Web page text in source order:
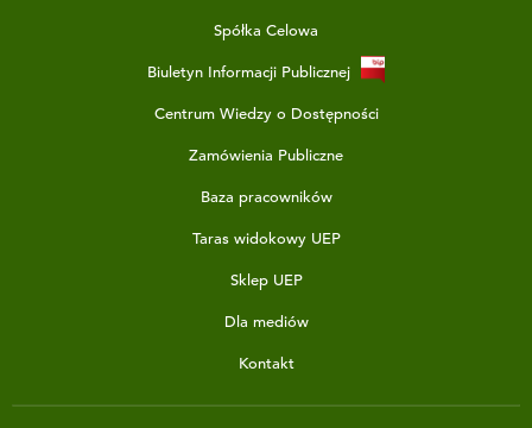
Spółka Celowa
Biuletyn Informacji Publicznej
Centrum Wiedzy o Dostępności
Zamówienia Publiczne
Baza pracowników
Taras widokowy UEP
Sklep UEP
Dla mediów
Kontakt